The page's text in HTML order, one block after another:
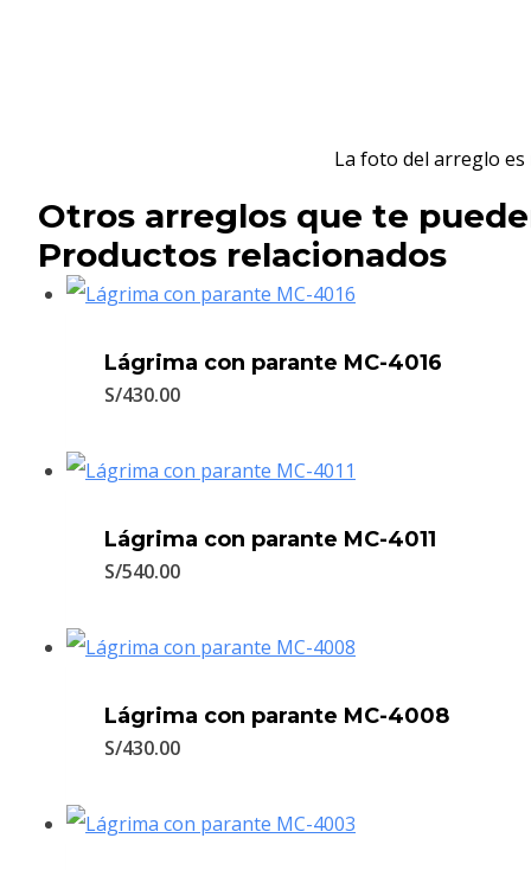
La foto del arreglo
Otros arreglos que te
Productos relacionados
Lágrima con parante MC-4016
S/430.00
Lágrima con parante MC-4011
S/540.00
Lágrima con parante MC-4008
S/430.00